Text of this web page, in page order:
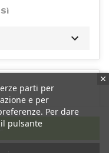
parti per
e per
Per dare
pulsante
Sì
Sì